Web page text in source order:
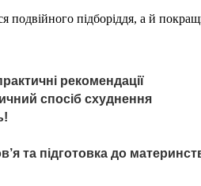
підборіддя, а й
рекомендації
спосіб схуднення
та підготовка до